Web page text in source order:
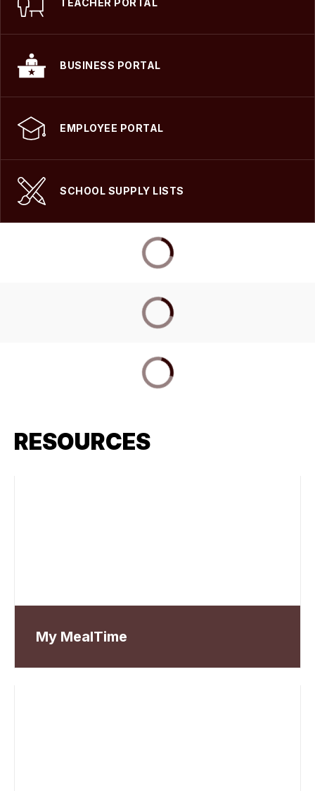
TEACHER PORTAL
BUSINESS PORTAL
EMPLOYEE PORTAL
SCHOOL SUPPLY LISTS
RESOURCES
My MealTime